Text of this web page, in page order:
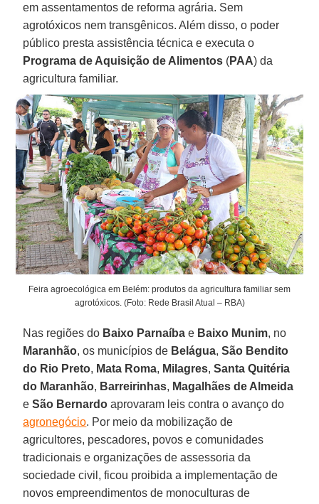
em assentamentos de reforma agrária. Sem
agrotóxicos nem transgênicos. Além disso, o poder
público presta assistência técnica e executa o
Programa de Aquisição de Alimentos (PAA) da
agricultura familiar.
Feira agroecológica em Belém: produtos da agricultura familiar sem
agrotóxicos. (Foto: Rede Brasil Atual – RBA)
Nas regiões do Baixo Parnaíba e Baixo Munim, no
Maranhão, os municípios de Belágua,São Bendito
do Rio Preto, Mata Roma, Milagres,Santa Quitéria
do Maranhão, Barreirinhas, Magalhães de Almeida
eSão Bernardo aprovaram leis contra o avanço do
agronegócio. Por meio da mobilização de
agricultores, pescadores, povos e comunidades
tradicionais e organizações de assessoria da
sociedade civil, ficou proibida a implementação de
novos empreendimentos de monoculturas de